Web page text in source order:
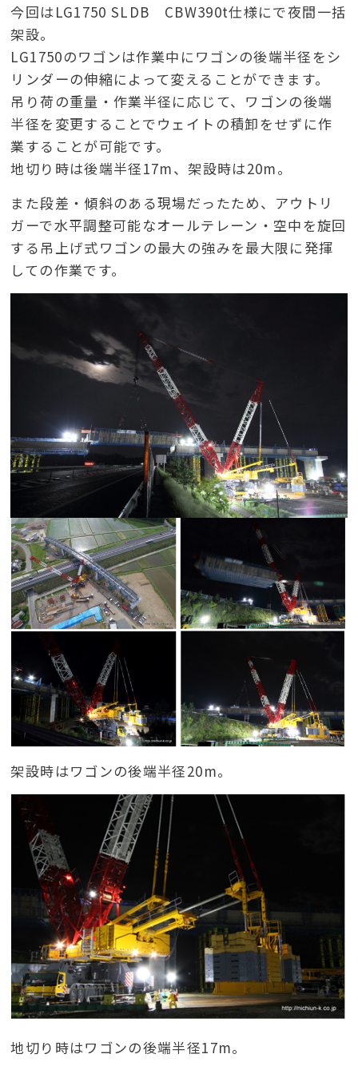
今回はLG1750 SLDB CBW390t仕様にで夜間一括
架設。
LG1750のワゴンは作業中にワゴンの後端半径をシ
リンダーの伸縮によって変えることができます。
吊り荷の重量・作業半径に応じて、ワゴンの後端
半径を変更することでウェイトの積卸をせずに作
業することが可能です。
地切り時は後端半径17m、架設時は20m。
また段差・傾斜のある現場だったため、アウトリ
ガーで水平調整可能なオールテレーン・空中を旋回
する吊上げ式ワゴンの最大の強みを最大限に発揮
しての作業です。
架設時はワゴンの後端半径20m。
地切り時はワゴンの後端半径17m。